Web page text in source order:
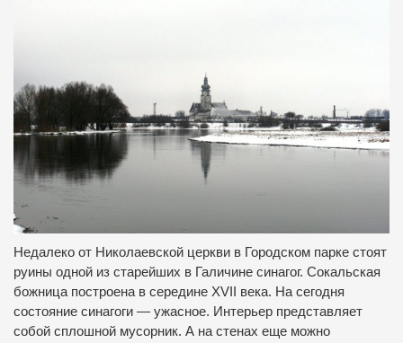
Недалеко от Николаевской церкви в Городском парке стоят
руины одной из старейших в Галичине синагог. Сокальская
божница построена в середине XVII века. На сегодня
состояние синагоги — ужасное. Интерьер представляет
собой сплошной мусорник. А на стенах еще можно